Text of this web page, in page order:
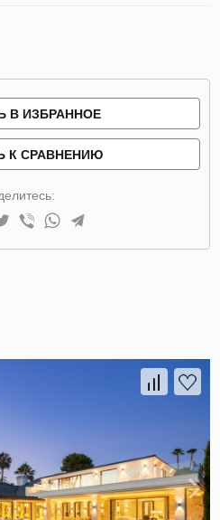
В ИЗБРАННОЕ
К СРАВНЕНИЮ